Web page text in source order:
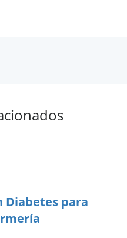
Diabetes para